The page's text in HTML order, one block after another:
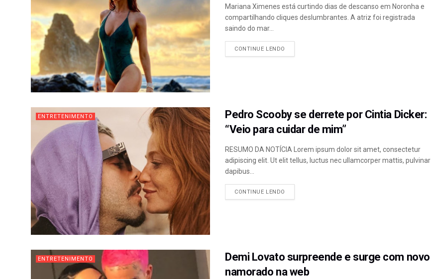
Mariana Ximenes está curtindo dias de descanso em Noronha e
compartilhando cliques deslumbrantes. A atriz foi registrada
saindo do mar...
CONTINUE LENDO
ENTRETENIMENTO
Pedro Scooby se derrete por Cintia Dicker:
“Veio para cuidar de mim”
RESUMO DA NOTÍCIA Lorem ipsum dolor sit amet, consectetur
adipiscing elit. Ut elit tellus, luctus nec ullamcorper mattis, pulvinar
dapibus...
CONTINUE LENDO
ENTRETENIMENTO
Demi Lovato surpreende e surge com novo
namorado na web